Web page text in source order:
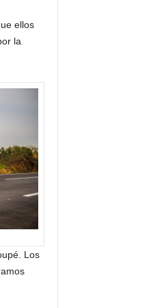
ellos
la
Los